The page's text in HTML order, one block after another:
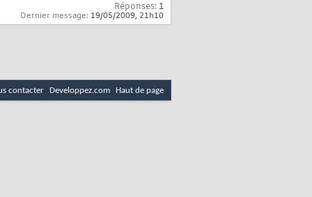
Réponses: 1
Dernier message: 19/05/2009, 21h10
contacter Developpez.com Haut de page